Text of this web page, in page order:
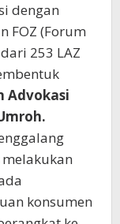
dengan
FOZ (Forum
253 LAZ
Advokasi
konsumen